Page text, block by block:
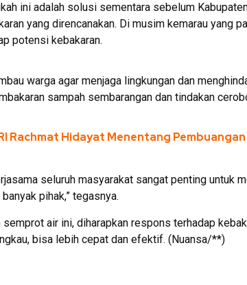
ini adalah solusi sementara sebelum
yang direncanakan. Di musim kemarau yang
potensi kebakaran.
warga agar menjaga lingkungan dan
sampah sembarangan dan tindakan
Rachmat Hidayat Menentang
seluruh masyarakat sangat penting untuk
pihak,” tegasnya.
semprot air ini, diharapkan respons terhadap
bisa lebih cepat dan efektif. (Nuansa/**)